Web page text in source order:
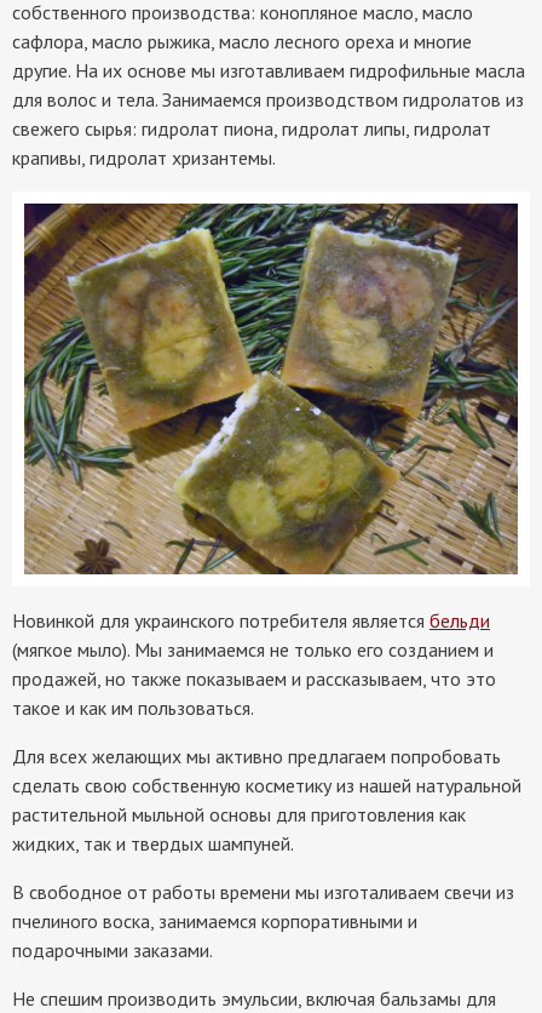
собственного производства: конопляное масло, масло
сафлора, масло рыжика, масло лесного ореха и многие
другие. На их основе мы изготавливаем гидрофильные масла
для волос и тела. Занимаемся производством гидролатов из
свежего сырья: гидролат пиона, гидролат липы, гидролат
крапивы, гидролат хризантемы.
Новинкой для украинского потребителя является бельди
(мягкое мыло). Мы занимаемся не только его созданием и
продажей, но также показываем и рассказываем, что это
такое и как им пользоваться.
Для всех желающих мы активно предлагаем попробовать
сделать свою собственную косметику из нашей натуральной
растительной мыльной основы для приготовления как
жидких, так и твердых шампуней.
В свободное от работы времени мы изготаливаем свечи из
пчелиного воска, занимаемся корпоративными и
подарочными заказами.
Не спешим производить эмульсии, включая бальзамы для